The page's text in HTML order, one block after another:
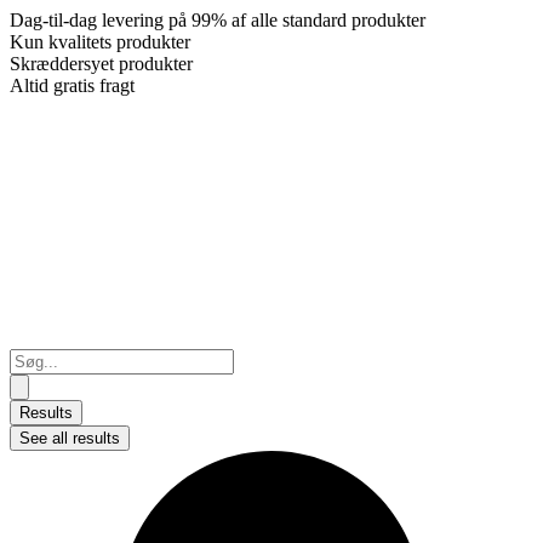
Dag-til-dag levering på 99% af alle standard produkter
Kun kvalitets produkter
Skræddersyet produkter
Altid gratis fragt
Search
...
Results
See all results